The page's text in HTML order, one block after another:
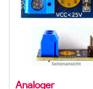
Analoger